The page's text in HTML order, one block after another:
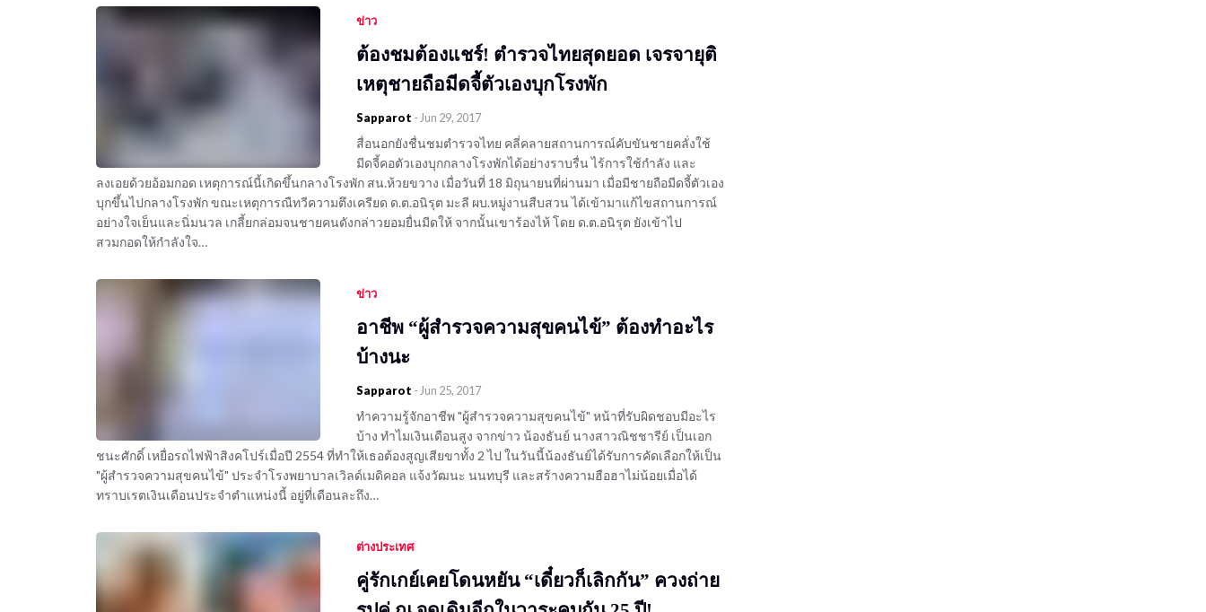
ข่าว
ต้องชมต้องแชร์! ตำรวจไทยสุดยอด เจรจายุติ
เหตุชายถือมีดจี้ตัวเองบุกโรงพัก
Sapparot - Jun 29, 2017
สื่อนอกยังชื่นชมตำรวจไทย คลี่คลายสถานการณ์คับขันชายคลั่งใช้
มีดจี้คอตัวเองบุกกลางโรงพักได้อย่างราบรื่น ไร้การใช้กำลัง และ
ลงเอยด้วยอ้อมกอด เหตุการณ์นี้เกิดขึ้นกลางโรงพัก สน.ห้วยขวาง เมื่อวันที่ 18 มิถุนายนที่ผ่านมา เมื่อมีชายถือมีดจี้ตัวเอง
บุกขึ้นไปกลางโรงพัก ขณะเหตุการณืทวีความตึงเครียด ด.ต.อนิรุต มะลี ผบ.หมู่งานสืบสวน ได้เข้ามาแก้ไขสถานการณ์
อย่างใจเย็นและนิ่มนวล เกลี้ยกล่อมจนชายคนดังกล่าวยอมยื่นมีดให้ จากนั้นเขาร้องไห้ โดย ด.ต.อนิรุต ยังเข้าไป
สวมกอดให้กำลังใจ…
ข่าว
อาชีพ “ผู้สำรวจความสุขคนไข้” ต้องทำอะไร
บ้างนะ
Sapparot - Jun 25, 2017
ทำความรู้จักอาชีพ "ผู้สำรวจความสุขคนไข้" หน้าที่รับผิดชอบมีอะไร
บ้าง ทำไมเงินเดือนสูง จากข่าว น้องธันย์ นางสาวณิชชารีย์ เป็นเอก
ชนะศักดิ์ เหยื่อรถไฟฟ้าสิงคโปร์เมื่อปี 2554 ที่ทำให้เธอต้องสูญเสียขาทั้ง 2 ไป ในวันนี้น้องธันย์ได้รับการคัดเลือกให้เป็น
"ผู้สำรวจความสุขคนไข้" ประจำโรงพยาบาลเวิลด์เมดิคอล แจ้งวัฒนะ นนทบุรี และสร้างความฮือฮาไม่น้อยเมื่อได้
ทราบเรตเงินเดือนประจำตำแหน่งนี้ อยู่ที่เดือนละถึง…
ต่างประเทศ
คู่รักเกย์เคยโดนหยัน “เดี๋ยวก็เลิกกัน” ควงถ่าย